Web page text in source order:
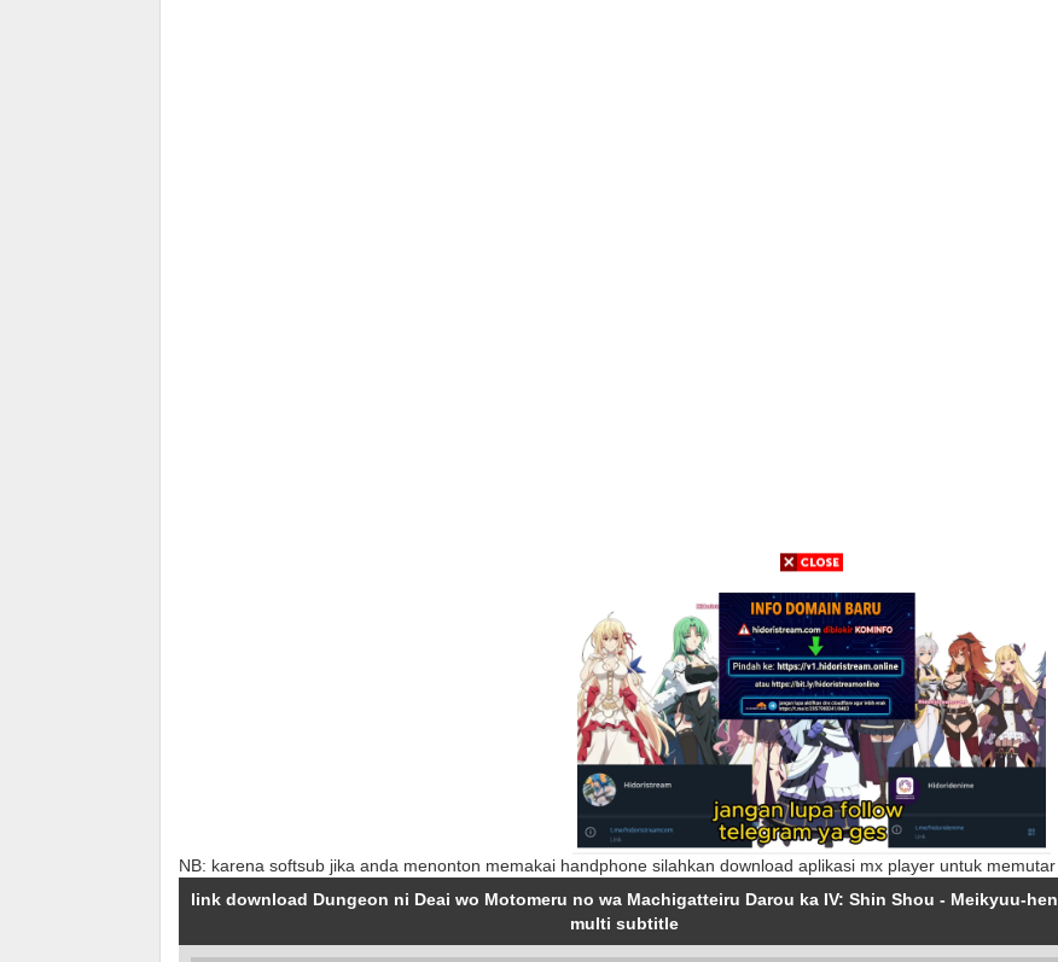
NB: karena softsub jika anda menonton memakai handphone silahkan download aplikasi mx player untuk memutar
link download Dungeon ni Deai wo Motomeru no wa Machigatteiru Darou ka IV: Shin Shou - Meikyuu-hen
multi subtitle